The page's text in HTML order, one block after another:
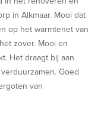
in Alkmaar. Mooi dat
op het warmtenet van
zover. Mooi en
Het draagt bij aan
Goed
van